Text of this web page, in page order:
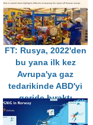
FT: Rusya, 2022'den
bu yana ilk kez
Avrupa'ya gaz
tedarikinde ABD'yi
geride bıraktı